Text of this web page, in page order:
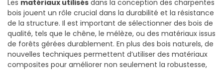
Les matériaux utilisés dans la conception des charpentes
bois jouent un rôle crucial dans la durabilité et la résistance
de la structure. Il est important de sélectionner des bois de
qualité, tels que le chêne, le mélèze, ou des matériaux issus
de forêts gérées durablement. En plus des bois naturels, de
nouvelles techniques permettent d’utiliser des matériaux
composites pour améliorer non seulement la robustesse,